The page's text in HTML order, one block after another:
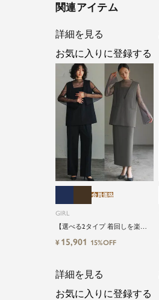
関連アイテム
GIRL
【選べる2タイプ 着回しを楽し
める】【低身長さん向け】【～
4Lサイズ】レイヤード風ドッキ
グ丈結婚式ワンピースパンツド
レスパーティードレス
会員価格
¥ 15,901 15%OFF
詳細を見る
お気に入りに登録する
詳細を見る
お気に入りに登録する